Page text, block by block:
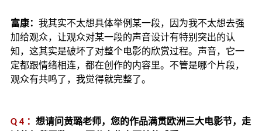
富康： 我其实不太想具体举例某一段，因为我不太想去强
加给观众，让观众对某一段的声音设计有特别突出的认
知，这其实是破坏了对整个电影的欣赏过程。声音，它一
定都跟情绪相连，都在创作的内容里。不管是哪个片段，
观众有共鸣了，我觉得就完整了。
Q 4 ： 想请问黄璐老师，您的作品满贯欧洲三大电影节，走